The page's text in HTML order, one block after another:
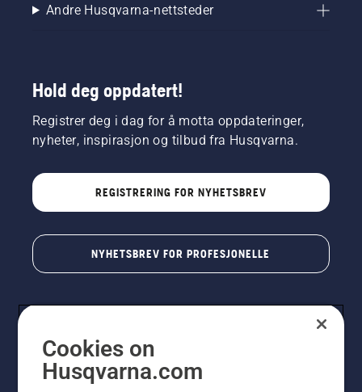
Andre Husqvarna-nettsteder
Hold deg oppdatert!
Registrer deg i dag for å motta oppdateringer,
nyheter, inspirasjon og tilbud fra Husqvarna.
REGISTRERING FOR NYHETSBREV
NYHETSBREV FOR PROFESJONELLE
Cookies on
Husqvarna.com